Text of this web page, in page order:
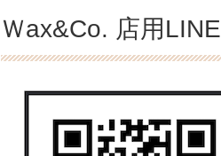
Ｗax&Co. 店用LINE